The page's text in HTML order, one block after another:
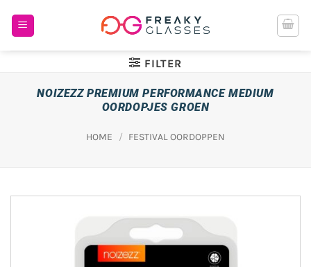
naar
FILTER
NOIZEZZ PREMIUM PERFORMANCE MEDIUM
OORDOPJES GROEN
HOME / FESTIVAL OORDOPPEN